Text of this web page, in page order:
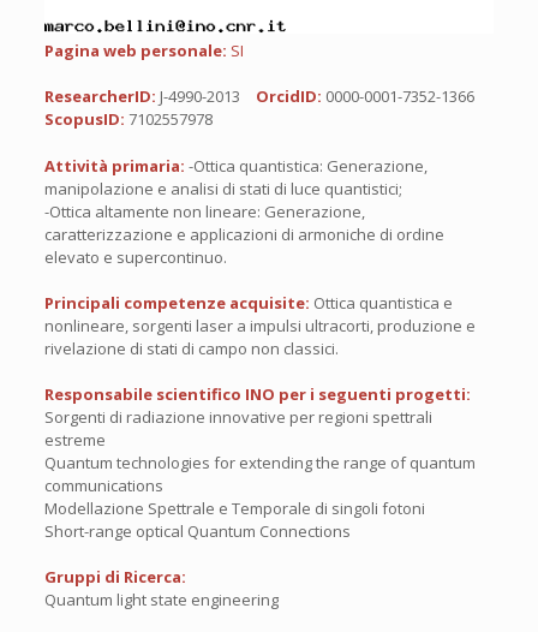
Pagina web personale: SI
ResearcherID: J-4990-2013 OrcidID: 0000-0001-7352-1366
ScopusID: 7102557978
Attività primaria: -Ottica quantistica: Generazione,
manipolazione e analisi di stati di luce quantistici;
-Ottica altamente non lineare: Generazione,
caratterizzazione e applicazioni di armoniche di ordine
elevato e supercontinuo.
Principali competenze acquisite: Ottica quantistica e
nonlineare, sorgenti laser a impulsi ultracorti, produzione e
rivelazione di stati di campo non classici.
Responsabile scientifico INO per i seguenti progetti:
Sorgenti di radiazione innovative per regioni spettrali
estreme
Quantum technologies for extending the range of quantum
communications
Modellazione Spettrale e Temporale di singoli fotoni
Short-range optical Quantum Connections
Gruppi di Ricerca:
Quantum light state engineering